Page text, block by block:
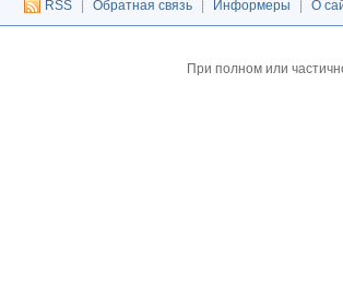
RSS
| Обратная связь | Информеры | О
При полном или